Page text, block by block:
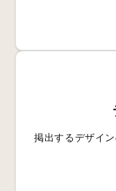
掲出するデザイ